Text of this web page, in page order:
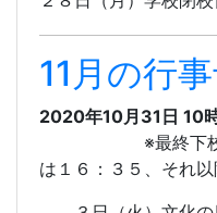
11月の行
2020年10月31日 10
※最終下校時刻
は１６：３５、それ以